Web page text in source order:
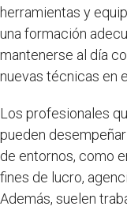
herramientas y
una formación
mantenerse al día
nuevas técnicas en
Los profesionales
pueden
de entornos, como
fines de lucro,
Además, suelen